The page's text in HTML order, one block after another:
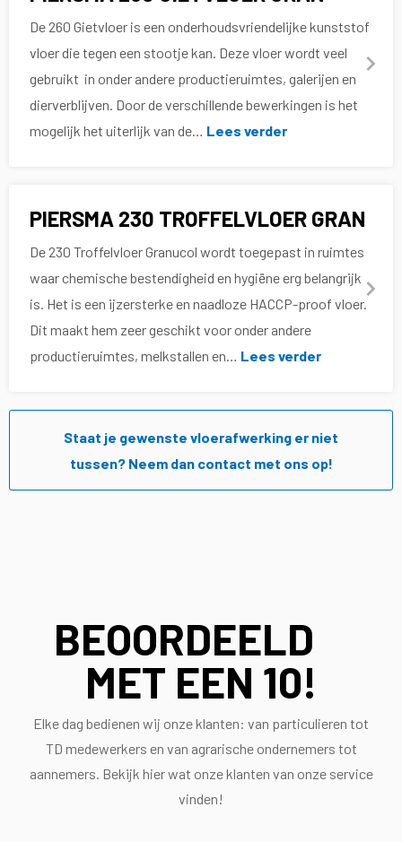
De 260 Gietvloer is een onderhoudsvriendelijke kunststof
vloer die tegen een stootje kan. Deze vloer wordt veel
gebruikt in onder andere productieruimtes, galerijen en
dierverblijven. Door de verschillende bewerkingen is het
mogelijk het uiterlijk van de… Lees verder
PIERSMA 230 TROFFELVLOER GRAN
De 230 Troffelvloer Granucol wordt toegepast in ruimtes
waar chemische bestendigheid en hygiëne erg belangrijk
is. Het is een ijzersterke en naadloze HACCP-proof vloer.
Dit maakt hem zeer geschikt voor onder andere
productieruimtes, melkstallen en… Lees verder
Staat je gewenste vloerafwerking er niet
tussen? Neem dan contact met ons op!
BEOORDEELD
MET EEN 10!
Elke dag bedienen wij onze klanten: van particulieren tot
TD medewerkers en van agrarische ondernemers tot
aannemers. Bekijk hier wat onze klanten van onze service
vinden!